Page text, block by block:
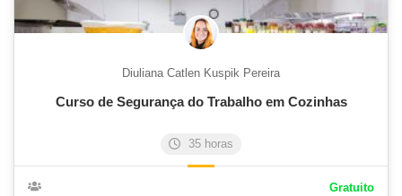
Diuliana Catlen Kuspik Pereira
Curso de Segurança do Trabalho em Cozinhas
35 horas
Gratuito